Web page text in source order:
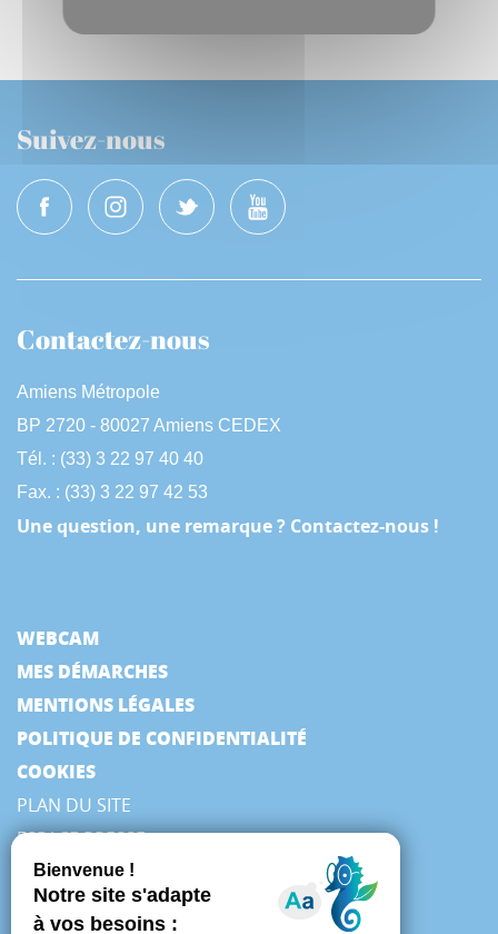
Suivez-nous
Contactez-nous
Amiens Métropole
BP 2720 - 80027 Amiens CEDEX
Tél. : (33) 3 22 97 40 40
Fax. : (33) 3 22 97 42 53
Une question, une remarque ? Contactez-nous !
WEBCAM
MES DÉMARCHES
MENTIONS LÉGALES
POLITIQUE DE CONFIDENTIALITÉ
COOKIES
PLAN DU SITE
ESPACE PRESSE